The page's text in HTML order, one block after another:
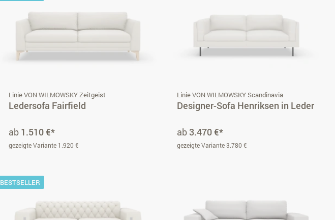
Linie VON WILMOWSKY Zeitgeist
Ledersofa Fairfield
ab 1.510 €*
gezeigte Variante 1.920 €
Linie VON WILMOWSKY Scandinavia
Designer-Sofa Henriksen in Leder
ab 3.470 €*
gezeigte Variante 3.780 €
BESTSELLER